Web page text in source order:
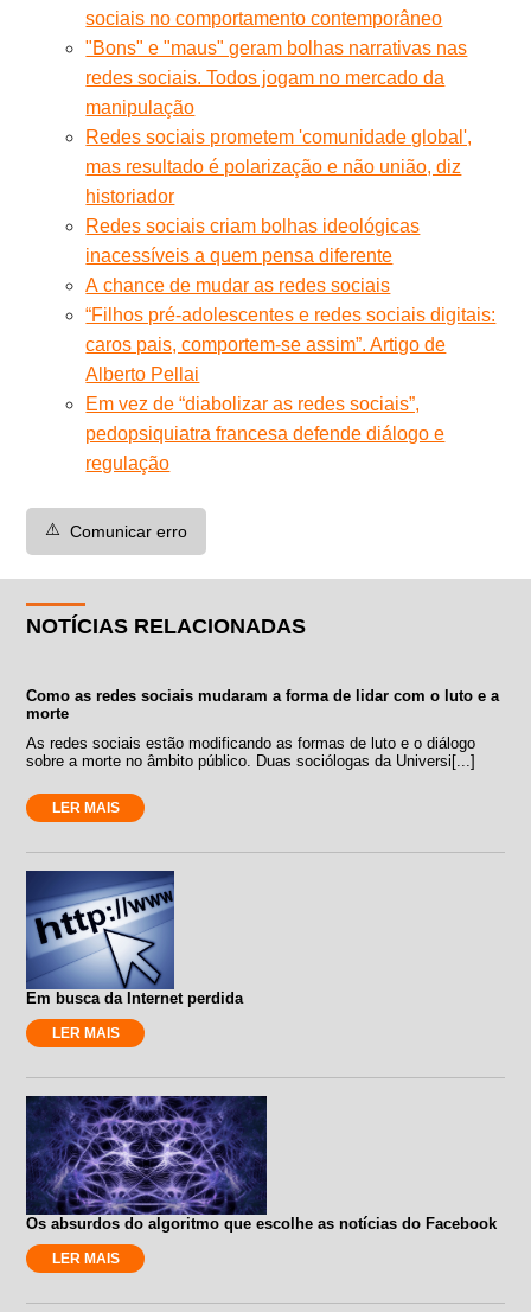
sociais no comportamento contemporâneo
"Bons" e "maus" geram bolhas narrativas nas
redes sociais. Todos jogam no mercado da
manipulação
Redes sociais prometem 'comunidade global',
mas resultado é polarização e não união, diz
historiador
Redes sociais criam bolhas ideológicas
inacessíveis a quem pensa diferente
A chance de mudar as redes sociais
“Filhos pré-adolescentes e redes sociais digitais:
caros pais, comportem-se assim”. Artigo de
Alberto Pellai
Em vez de “diabolizar as redes sociais”,
pedopsiquiatra francesa defende diálogo e
regulação
⚠️ Comunicar erro
NOTÍCIAS RELACIONADAS
Como as redes sociais mudaram a forma de lidar com o luto e a
morte
As redes sociais estão modificando as formas de luto e o diálogo
sobre a morte no âmbito público. Duas sociólogas da Universi[...]
LER MAIS
Em busca da Internet perdida
LER MAIS
Os absurdos do algoritmo que escolhe as notícias do Facebook
LER MAIS